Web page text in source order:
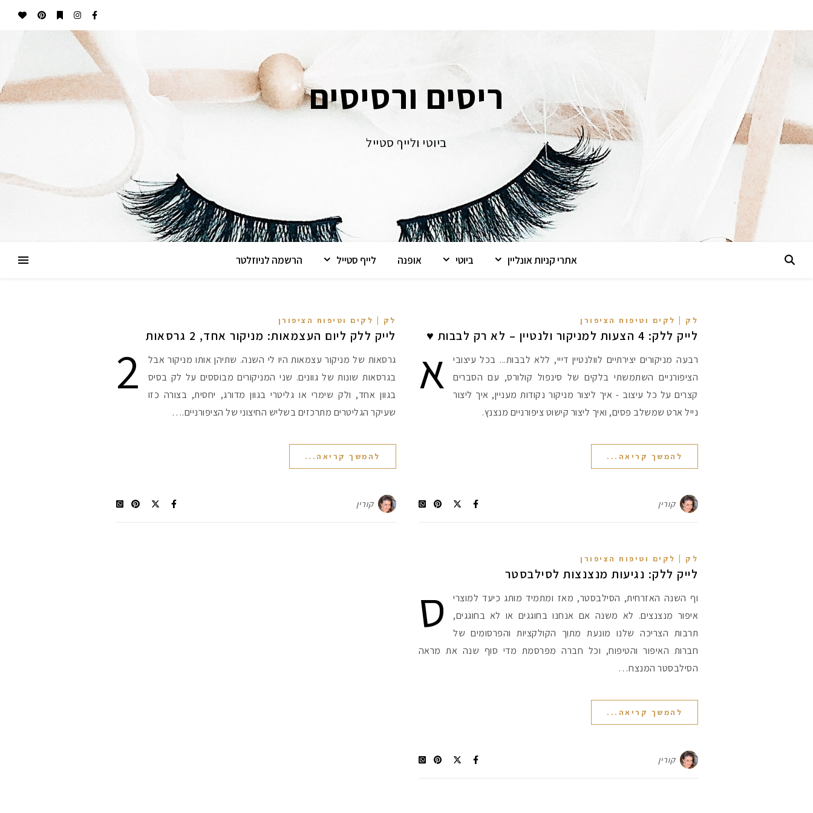
ריסים ורסיסים
ביוטי ולייף סטייל
אתרי קניות אונליין ביוטי אופנה לייף סטייל הרשמה לניוזלטר
לק | לקים וטיפוח הציפורן
לייק ללק: 4 הצעות למניקור ולנטיין – לא רק לבבות ♥
א
רבעה מניקורים יצירתיים לוולנטיין דייי, ללא לבבות... בכל עיצובי
הציפורניים השתמשתי בלקים של סינפול קולורס, עם הסברים
קצרים על כל עיצוב - איך ליצור מניקור נקודות מעניין, איך ליצור
נייל ארט שמשלב פסים, ואיך ליצור קישוט ציפורניים מנצנץ.
להמשך קריאה...
קורין
לק | לקים וטיפוח הציפורן
לייק ללק ליום העצמאות: מניקור אחד, 2 גרסאות
2
גרסאות של מניקור עצמאות היו לי השנה. שתיהן אותו מניקור אבל
בגרסאות שונות של גוונים. שני המניקורים מבוססים על לק בסיס
בגוון אחד, ולק שימרי או גליטרי בגוון מדורג, יחסית, בצורה כזו
שעיקר הגליטרים מתרכזים בשליש החיצוני של הציפורניים.…
להמשך קריאה...
קורין
לק | לקים וטיפוח הציפורן
לייק ללק: נגיעות מנצנצות לסילבסטר
ס
וף השנה האזרחית, הסילבסטר, מאז ומתמיד מותג כיעד למוצרי
איפור מנצנצים. לא משנה אם אנחנו בחוגגים או לא בחוגגים,
תרבות הצריכה שלנו מונעת מתוך הקולקציות והפרסומים של
חברות האיפור והטיפוח, וכל חברה מפרסמת מדי סוף שנה את מראה
הסילבסטר המנצח…
להמשך קריאה...
קורין